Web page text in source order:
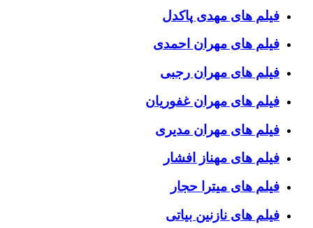
فیلم های مهدی پاکدل
فیلم های مهران احمدی
فیلم های مهران رجبی
فیلم های مهران غفوریان
فیلم های مهران مدیری
فیلم های مهناز افشار
فیلم های میترا حجار
فیلم های نازنین بیاتی